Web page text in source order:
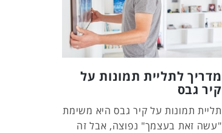
מדריך לתליית תמונות על
קיר גבס
תליית תמונות על קיר גבס היא משימת
"עשה זאת בעצמך" נפוצה, אבל זה